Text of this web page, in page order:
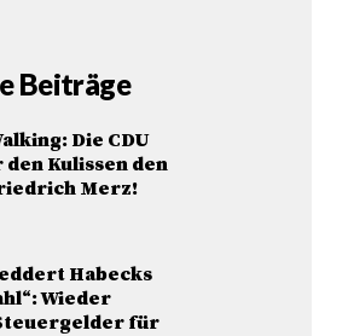
Beiträge
Die CDU
Kulissen den
Merz!
Habecks
Wieder
für